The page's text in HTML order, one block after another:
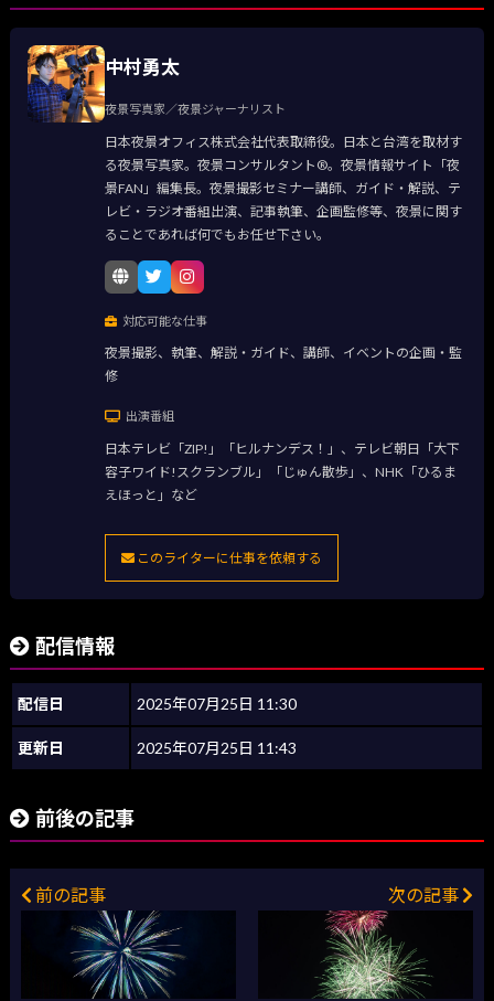
中村勇太
夜景写真家／夜景ジャーナリスト
日本夜景オフィス株式会社代表取締役。日本と台湾を取材す
る夜景写真家。夜景コンサルタント®。夜景情報サイト「夜
景FAN」編集長。夜景撮影セミナー講師、ガイド・解説、テ
レビ・ラジオ番組出演、記事執筆、企画監修等、夜景に関す
ることであれば何でもお任せ下さい。
対応可能な仕事
夜景撮影、執筆、解説・ガイド、講師、イベントの企画・監
修
出演番組
日本テレビ「ZIP!」「ヒルナンデス！」、テレビ朝日「大下
容子ワイド!スクランブル」「じゅん散歩」、NHK「ひるま
えほっと」など
このライターに仕事を依頼する
配信情報
配信日 2025年07月25日 11:30
更新日 2025年07月25日 11:43
前後の記事
前の記事 次の記事